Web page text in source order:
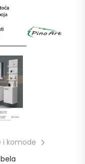
i komode